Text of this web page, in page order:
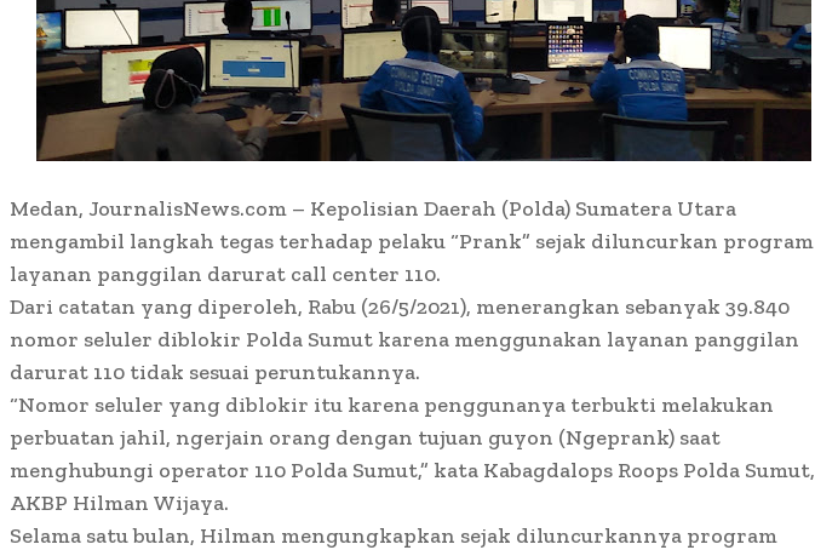
Medan, JournalisNews.com – Kepolisian Daerah (Polda) Sumatera Utara
mengambil langkah tegas terhadap pelaku “Prank” sejak diluncurkan program
layanan panggilan darurat call center 110.
Dari catatan yang diperoleh, Rabu (26/5/2021), menerangkan sebanyak 39.840
nomor seluler diblokir Polda Sumut karena menggunakan layanan panggilan
darurat 110 tidak sesuai peruntukannya.
“Nomor seluler yang diblokir itu karena penggunanya terbukti melakukan
perbuatan jahil, ngerjain orang dengan tujuan guyon (Ngeprank) saat
menghubungi operator 110 Polda Sumut,” kata Kabagdalops Roops Polda Sumut,
AKBP Hilman Wijaya.
Selama satu bulan, Hilman mengungkapkan sejak diluncurkannya program